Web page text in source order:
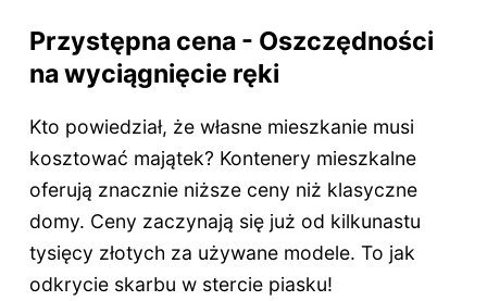
Przystępna cena - Oszczędności
na wyciągnięcie ręki
Kto powiedział, że własne mieszkanie musi
kosztować majątek? Kontenery mieszkalne
oferują znacznie niższe ceny niż klasyczne
domy. Ceny zaczynają się już od kilkunastu
tysięcy złotych za używane modele. To jak
odkrycie skarbu w stercie piasku!